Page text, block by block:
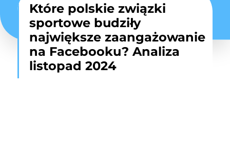
Które polskie związki
sportowe budziły
największe zaangażowanie
na Facebooku? Analiza
listopad 2024